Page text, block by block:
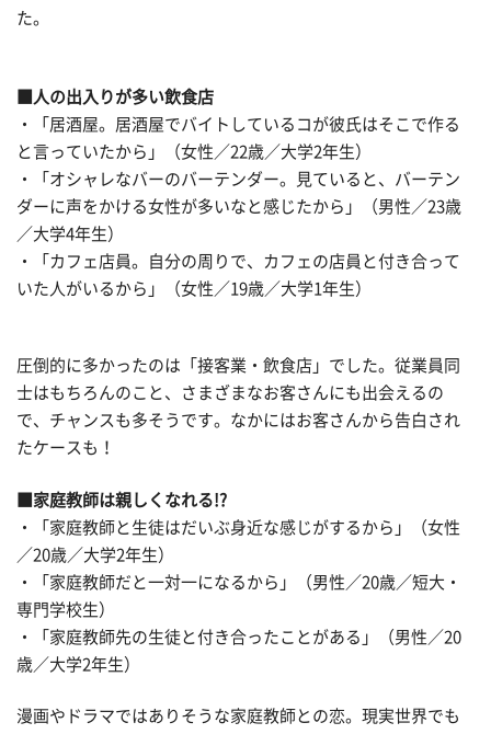
た。
■人の出入りが多い飲食店
・「居酒屋。居酒屋でバイトしているコが彼氏はそこで作る
と言っていたから」（女性／22歳／大学2年生）
・「オシャレなバーのバーテンダー。見ていると、バーテン
ダーに声をかける女性が多いなと感じたから」（男性／23歳
／大学4年生）
・「カフェ店員。自分の周りで、カフェの店員と付き合って
いた人がいるから」（女性／19歳／大学1年生）
圧倒的に多かったのは「接客業・飲食店」でした。従業員同
士はもちろんのこと、さまざまなお客さんにも出会えるの
で、チャンスも多そうです。なかにはお客さんから告白され
たケースも！
■家庭教師は親しくなれる!?
・「家庭教師と生徒はだいぶ身近な感じがするから」（女性
／20歳／大学2年生）
・「家庭教師だと一対一になるから」（男性／20歳／短大・
専門学校生）
・「家庭教師先の生徒と付き合ったことがある」（男性／20
歳／大学2年生）
漫画やドラマではありそうな家庭教師との恋。現実世界でも